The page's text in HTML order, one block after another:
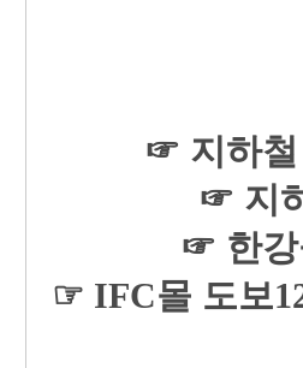
☞ 지하철
☞ 지
☞ 한강
☞ IFC몰 도보